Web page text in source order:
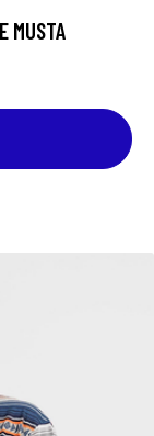
MUSTA